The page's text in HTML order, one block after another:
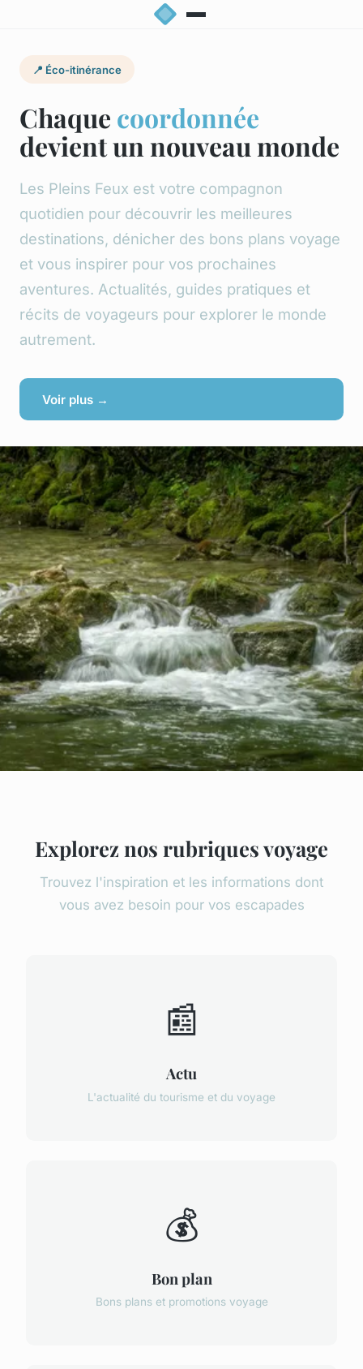
📍 Éco-itinérance
Chaque coordonnée
devient un nouveau monde
Les Pleins Feux est votre compagnon
quotidien pour découvrir les meilleures
destinations, dénicher des bons plans voyage
et vous inspirer pour vos prochaines
aventures. Actualités, guides pratiques et
récits de voyageurs pour explorer le monde
autrement.
Voir plus →
Explorez nos rubriques voyage
Trouvez l'inspiration et les informations dont
vous avez besoin pour vos escapades
📰
Actu
L'actualité du tourisme et du voyage
💰
Bon plan
Bons plans et promotions voyage